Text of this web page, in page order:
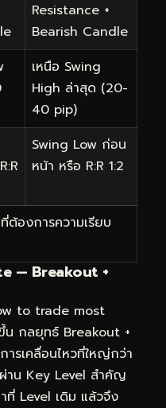
Resistance +
Bearish Candle
เหนือ Swing
High ล่าสุด (20-
40 pip)
Swing Low ก่อน
หน้า หรือ R:R 1:2
ต้องการความเรียบ
— Breakout +
to trade most
กลยุทธ์ Breakout +
ารเคลื่อนไหวที่ใหญ่กว่า
าน Key Level สำคัญ
ที่ Level เดิม แล้วจึง